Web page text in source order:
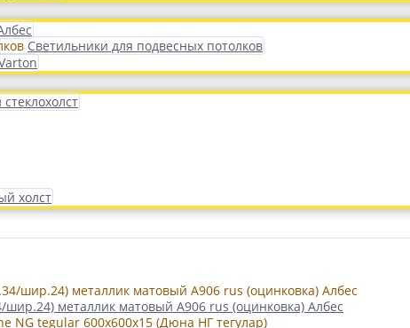
Светильники для подвесных потолков
холст
шир.24) металлик матовый А906 rus (оцинковка) Албес